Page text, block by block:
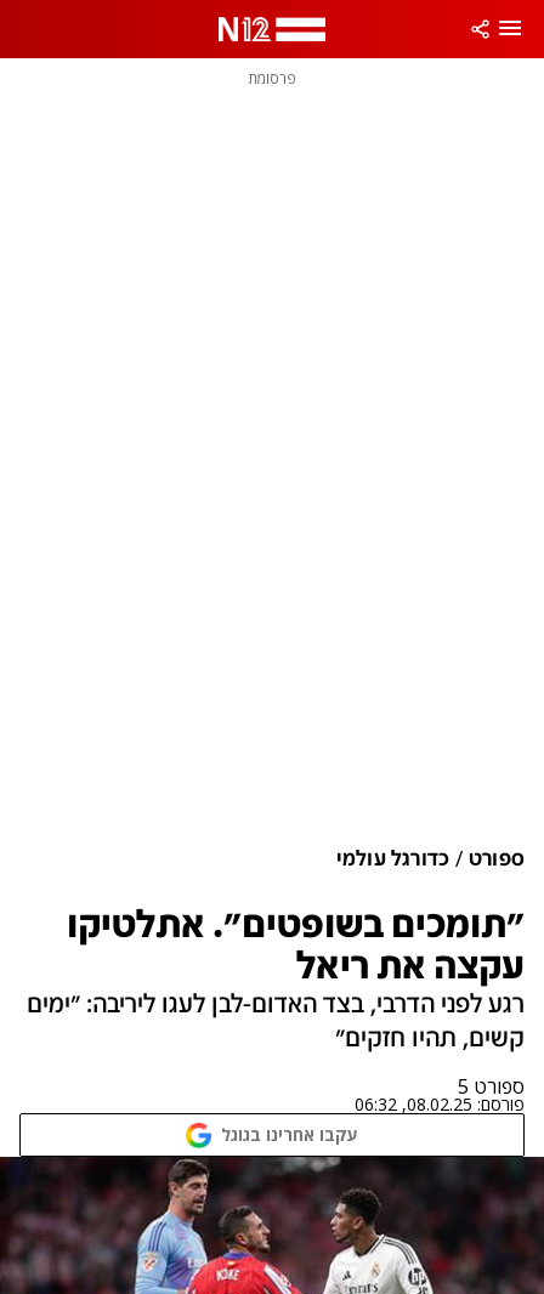
פרסומת
ספורט כדורגל עולמי
"תומכים בשופטים". אתלטיקו
עקצה את ריאל
רגע לפני הדרבי, בצד האדום-לבן לעגו ליריבה: "ימים
קשים, תהיו חזקים"
ספורט 5
פורסם: 08.02.25, 06:32
עקבו אחרינו בגוגל